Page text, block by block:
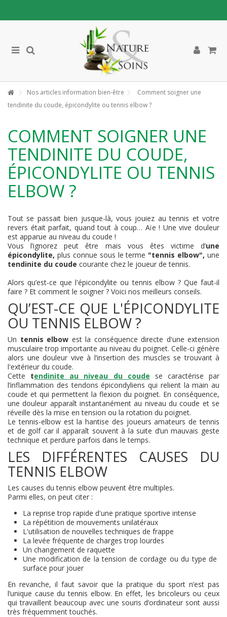
Nos articles information bien-être
Comment soigner une
tendinite du coude, épicondylite ou tennis elbow ?
COMMENT SOIGNER UNE
TENDINITE DU COUDE,
ÉPICONDYLITE OU TENNIS
ELBOW ?
Tout se passait bien jusque-là, vous jouiez au tennis et votre
revers était parfait, quand tout à coup… Aïe ! Une vive douleur
est apparue au niveau du coude !
Vous l’ignorez peut être mais vous êtes victime d’une
épicondylite, plus connue sous le terme "tennis elbow", une
tendinite du coude courante chez le joueur de tennis.
Alors qu’est-ce que l'épicondylite ou tennis elbow ? Que faut-il
faire ? Et comment le soigner ? Voici nos meilleurs conseils.
QU’EST-CE QUE L'ÉPICONDYLITE
OU TENNIS ELBOW ?
Un tennis elbow est la conséquence directe d'une extension
musculaire trop importante au niveau du poignet. Celle-ci génère
alors une douleur vive à l’insertion des muscles se trouvant à
l'extérieur du coude.
Cette tendinite au niveau du coude se caractérise par
l’inflammation des tendons épicondyliens qui relient la main au
coude et qui permettent la flexion du poignet. En conséquence,
une douleur apparaît instantanément au niveau du coude et se
réveille dès la mise en tension ou la rotation du poignet.
Le tennis-elbow est la hantise des joueurs amateurs de tennis
et de golf car il apparaît souvent à la suite d’un mauvais geste
technique et perdure parfois dans le temps.
LES DIFFÉRENTES CAUSES DU
TENNIS ELBOW
Les causes du tennis elbow peuvent être multiples.
Parmi elles, on peut citer :
La reprise trop rapide d'une pratique sportive intense
La répétition de mouvements unilatéraux
L'utilisation de nouvelles techniques de frappe
La levée fréquente de charges trop lourdes
Un changement de raquette
Une modification de la tension de cordage ou du type de
surface pour jouer
En revanche, il faut savoir que la pratique du sport n’est pas
l’unique cause du tennis elbow. En effet, les bricoleurs ou ceux
qui travaillent beaucoup avec une souris d’ordinateur sont aussi
très fréquemment touchés.